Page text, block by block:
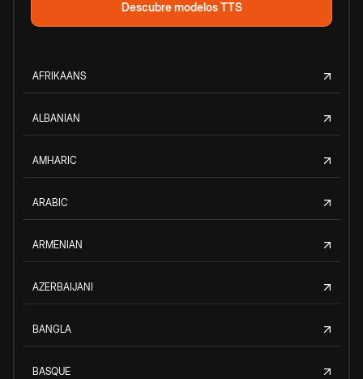
Descubre modelos TTS
AFRIKAANS
ALBANIAN
AMHARIC
ARABIC
ARMENIAN
AZERBAIJANI
BANGLA
BASQUE